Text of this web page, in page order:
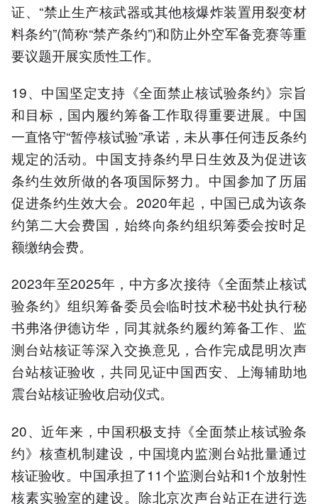
证、“禁止生产核武器或其他核爆炸装置用裂变材
料条约”(简称“禁产条约”)和防止外空军备竞赛等重
要议题开展实质性工作。
19、中国坚定支持《全面禁止核试验条约》宗旨
和目标，国内履约筹备工作取得重要进展。中国
一直恪守“暂停核试验”承诺，未从事任何违反条约
规定的活动。中国支持条约早日生效及为促进该
条约生效所做的各项国际努力。中国参加了历届
促进条约生效大会。2020年起，中国已成为该条
约第二大会费国，始终向条约组织筹委会按时足
额缴纳会费。
2023年至2025年，中方多次接待《全面禁止核试
验条约》组织筹备委员会临时技术秘书处执行秘
书弗洛伊德访华，同其就条约履约筹备工作、监
测台站核证等深入交换意见，合作完成昆明次声
台站核证验收，共同见证中国西安、上海辅助地
震台站核证验收启动仪式。
20、近年来，中国积极支持《全面禁止核试验条
约》核查机制建设，中国境内监测台站批量通过
核证验收。中国承担了11个监测台站和1个放射性
核素实验室的建设。除北京次声台站正在进行选